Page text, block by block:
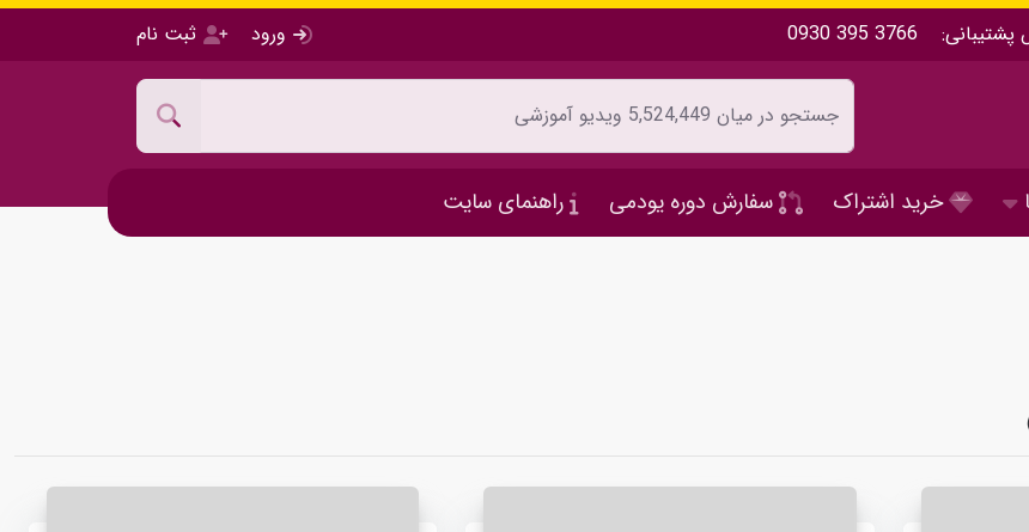
پشتیبانی: 0930 395 3766 ورود ثبت نام
خرید اشتراک سفارش دوره یودمی راهنمای سایت